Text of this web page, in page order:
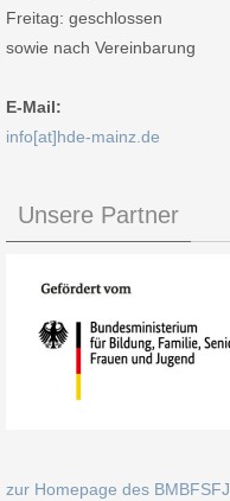
Freitag: geschlossen
sowie nach Vereinbarung
E-Mail:
info[at]hde-mainz.de
Unsere Partner
zur Homepage des BMBFSFJ